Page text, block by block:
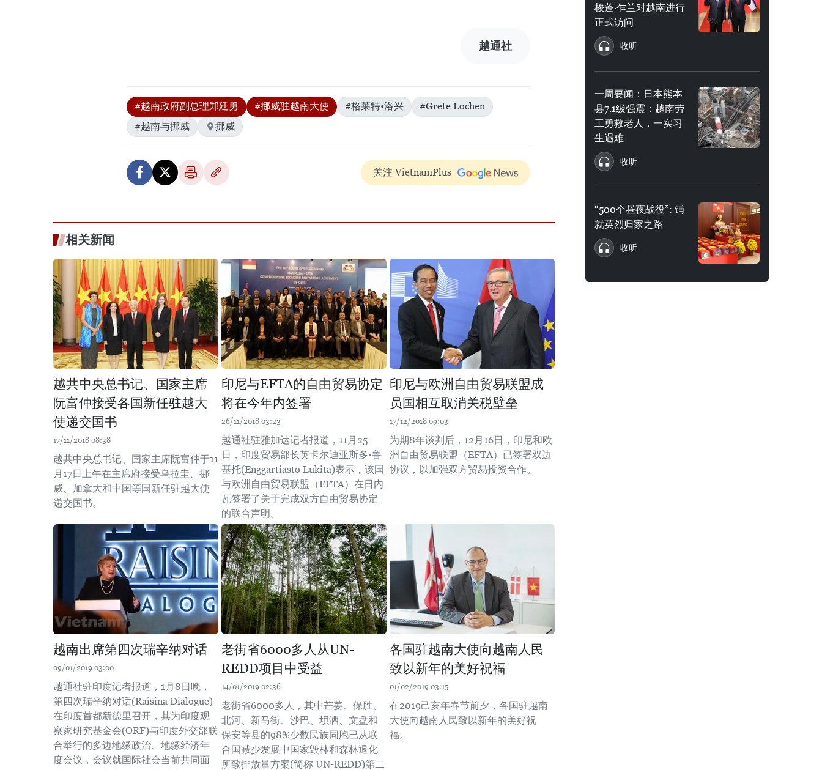
越通社
#越南政府副总理郑廷勇 #挪威驻越南大使 #格莱特•洛兴
#Grete Lochen
#越南与挪威
挪威
关注 VietnamPlus
相关新闻
越共中央总书记、国家主席
阮富仲接受各国新任驻越大
使递交国书
17/11/2018 08:38
越共中央总书记、国家主席阮富仲于11
月17日上午在主席府接受乌拉圭、挪
威、加拿大和中国等国新任驻越大使
递交国书。
印尼与EFTA的自由贸易协定
将在今年内签署
26/11/2018 03:23
越通社驻雅加达记者报道，11月25
日，印度贸易部长英卡尔迪亚斯多•鲁
基托(Enggartiasto Lukita)表示，该国
与欧洲自由贸易联盟（EFTA）在日内
瓦签署了关于完成双方自由贸易协定
的联合声明。
印尼与欧洲自由贸易联盟成
员国相互取消关税壁垒
17/12/2018 09:03
为期8年谈判后，12月16日，印尼和欧
洲自由贸易联盟（EFTA）已签署双边
协议，以加强双方贸易投资合作。
越南出席第四次瑞辛纳对话
09/01/2019 03:00
越通社驻印度记者报道，1月8日晚，
第四次瑞辛纳对话(Raisina Dialogue)
在印度首都新德里召开，其为印度观
察家研究基金会(ORF)与印度外交部联
合举行的多边地缘政治、地缘经济年
度会议，会议就国际社会当前共同面
老街省6000多人从UN-
REDD项目中受益
14/01/2019 02:36
老街省6000多人，其中芒姜、保胜、
北河、新马街、沙巴、垻洒、文盘和
保安等县的98%少数民族同胞已从联
合国减少发展中国家毁林和森林退化
所致排放量方案(简称 UN-REDD)第二
各国驻越南大使向越南人民
致以新年的美好祝福
01/02/2019 03:15
在2019己亥年春节前夕，各国驻越南
大使向越南人民致以新年的美好祝
福。
梭蓬·乍兰对越南进行
正式访问
收听
一周要闻：日本熊本
县7.1级强震：越南劳
工勇救老人，一实习
生遇难
收听
“500个昼夜战役”: 铺
就英烈归家之路
收听